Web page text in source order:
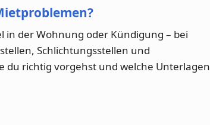
der Wohnung oder Kündigung – bei
Schlichtungsstellen und
du richtig vorgehst und welche Unterlagen